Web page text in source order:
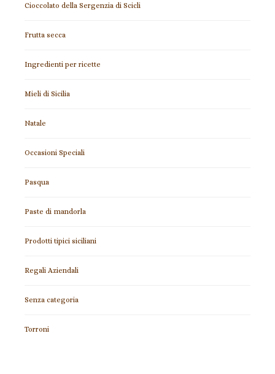
Cioccolato della Sergenzia di Scicli
Frutta secca
Ingredienti per ricette
Mieli di Sicilia
Natale
Occasioni Speciali
Pasqua
Paste di mandorla
Prodotti tipici siciliani
Regali Aziendali
Senza categoria
Torroni